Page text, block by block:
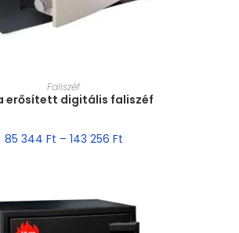
MÉRET VÁLASZTÁSA
Faliszéf
erősített digitális faliszéf
85 344 Ft – 143 256 Ft